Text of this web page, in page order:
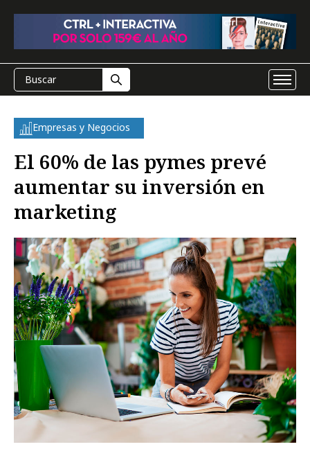
Empresas y Negocios
El 60% de las pymes prevé
aumentar su inversión en
marketing